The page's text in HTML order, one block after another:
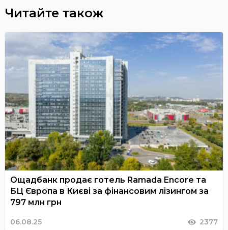
Читайте також
Ощадбанк продає готель Ramada Encore та
БЦ Європа в Києві за фінансовим лізингом за
797 млн грн
06.08.25 2377